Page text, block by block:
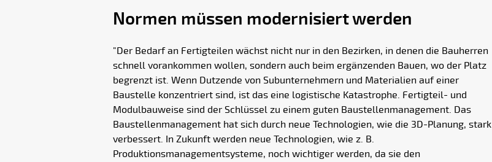
Normen müssen modernisiert werden
"Der Bedarf an Fertigteilen wächst nicht nur in den Bezirken, in denen die Bauherren
schnell vorankommen wollen, sondern auch beim ergänzenden Bauen, wo der Platz
begrenzt ist. Wenn Dutzende von Subunternehmern und Materialien auf einer
Baustelle konzentriert sind, ist das eine logistische Katastrophe. Fertigteil- und
Modulbauweise sind der Schlüssel zu einem guten Baustellenmanagement. Das
Baustellenmanagement hat sich durch neue Technologien, wie die 3D-Planung, stark
verbessert. In Zukunft werden neue Technologien, wie z. B.
Produktionsmanagementsysteme, noch wichtiger werden, da sie den